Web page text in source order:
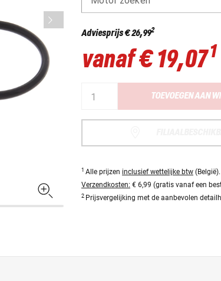
Adviesprijs€ 26,992
vanaf€ 19,071
TOEVOEGEN AAN
1 Alle prijzen inclusief wettelijke btw (België).
Verzendkosten: € 6,99 (gratis vanaf een
2 Prijsvergelijking met de aanbevolen